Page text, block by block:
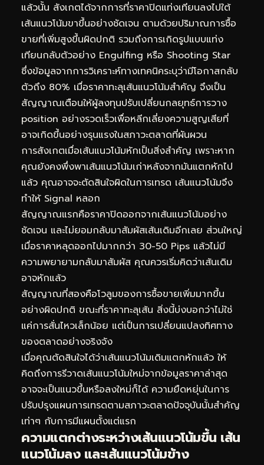
แล้วนั้น สังเกตได้จากการที่ราคาปิดแท่งเทียนลงไปใต้
เส้นแนวโน้มขาขึ้นอย่างชัดเจน ตามด้วยปริมาณการซื้อ
ขายที่เพิ่มสูงขึ้นผิดปกติ รวมถึงการเกิดรูปแบบแท่ง
เทียนกลับตัวอย่าง Engulfing หรือ Shooting Star
ซึ่งข้อมูลจากการวิเคราะห์ทางเทคนิคระบุว่ามีโอกาสกลับ
ตัวถึง 80% เมื่อราคาทะลุเส้นแนวโน้มสำคัญ จึงเป็น
สัญญาณเตือนให้ผู้ลงทุนปรับเปลี่ยนกลยุทธ์การวาง
position อย่างรวดเร็วเพื่อหลีกเลี่ยงความสูญเสียที่
อาจเกิดขึ้นอย่างรุนแรงในสภาวะตลาดที่ผันผวน
การสังเกตเมื่อเส้นแนวโน้มหักเป็นสิ่งสำคัญ เพราะหาก
คุณยังคงพึ่งพาเส้นแนวโน้มเก่าหลังจากมันแตกหักไป
แล้ว คุณอาจจะตัดสินใจผิดในการเทรด เส้นแนวโน้มจึง
ทำให้ Signal หลอก
สัญญาณแรกคือราคาปิดออกจากเส้นแนวโน้มอย่าง
ชัดเจน และไม่ยอมกลับมาสัมผัสเส้นเดิมอีกเลย ส่วนใหญ่
เมื่อราคาหลุดออกไปมากกว่า 30-50 Pips แล้วไม่มี
ความพยายามกลับมาสัมผัส คุณควรเริ่มคิดว่าเส้นเดิม
อาจหักแล้ว
สัญญาณที่สองคือโวลูมของการซื้อขายเพิ่มมากขึ้น
อย่างผิดปกติ ขณะที่ราคาทะลุเส้น สิ่งนี้บ่งบอกว่าไม่ใช่
แค่การสั่นไหวเล็กน้อย แต่เป็นการเปลี่ยนแปลงทิศทาง
ของตลาดอย่างจริงจัง
เมื่อคุณตัดสินใจได้ว่าเส้นแนวโน้มเดิมแตกหักแล้ว ให้
คิดถึงการรีวาดเส้นแนวโน้มใหม่จากข้อมูลราคาล่าสุด
อาจจะเป็นแนวขึ้นหรือลงใหม่ก็ได้ ความยืดหยุ่นในการ
ปรับปรุงแผนการเทรดตามสภาวะตลาดปัจจุบันนั้นสำคัญ
เท่าๆ กับการมีแผนตั้งแต่แรก
ความแตกต่างระหว่างเส้นแนวโน้มขึ้น เส้น
แนวโน้มลง และเส้นแนวโน้มข้าง